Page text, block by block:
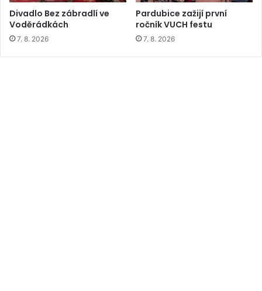
Divadlo Bez zábradlí ve
Voděrádkách
7. 8. 2026
Pardubice zažijí první
ročník VUCH festu
7. 8. 2026